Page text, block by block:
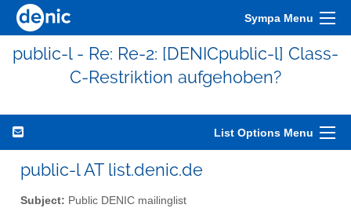
Sympa Menu
public-l - Re: Re-2: [DENICpublic-l] Class-
C-Restriktion aufgehoben?
List Options Menu
public-l AT list.denic.de
Subject: Public DENIC mailinglist